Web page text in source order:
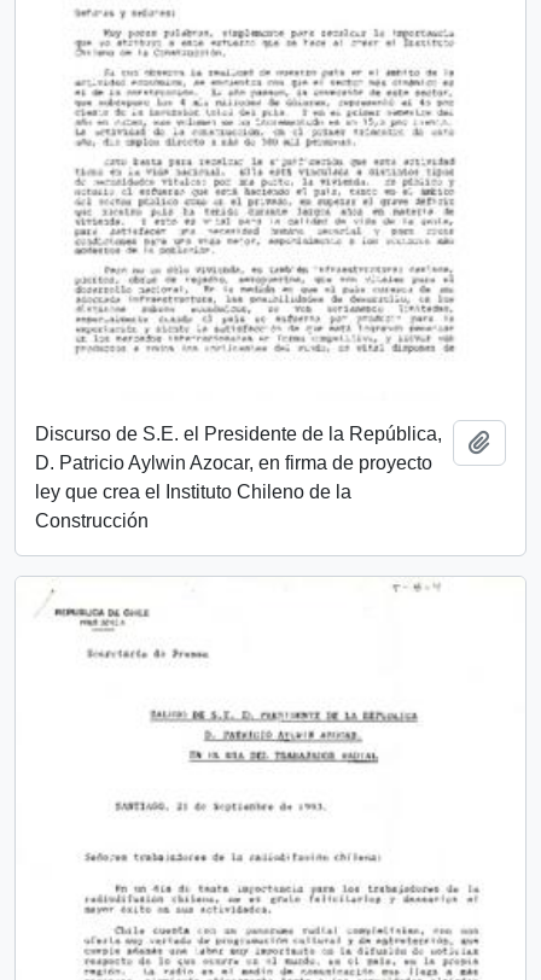
Discurso de S.E. el Presidente de la República,
D. Patricio Aylwin Azocar, en firma de proyecto
ley que crea el Instituto Chileno de la
Construcción